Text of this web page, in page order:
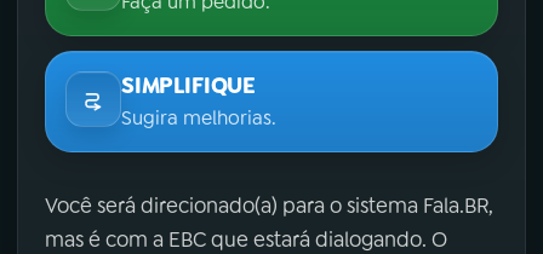
SIMPLIFIQUE
Sugira melhorias.
Você será direcionado(a) para o sistema Fala.BR,
mas é com a EBC que estará dialogando. O